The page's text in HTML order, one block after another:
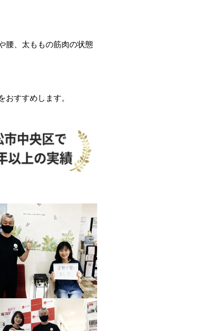
腰、太ももの筋肉の状態
すすめします。